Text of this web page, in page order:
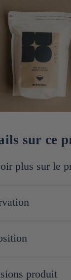
sur ce
plus sur le
qui rend accessible
gamme
: laver en machine
produit